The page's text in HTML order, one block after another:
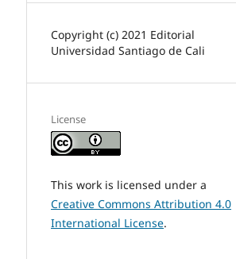
Copyright (c) 2021 Editorial
Universidad Santiago de Cali
License
This work is licensed under a
Creative Commons Attribution 4.0
International License.